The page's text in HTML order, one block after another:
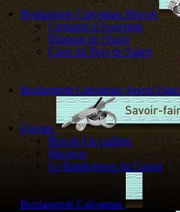
Boulangerie Calvagnac Biscuit
Croquant d'Auvergne
Diamant de l'Auze
Carré du Pays de Salers
Boulangerie Calvagnac Savoir Faire
Groupe
Biscuit à la cuillere
Macaron
Le Randonneur du Cantal
Boulangerie Calvagnac